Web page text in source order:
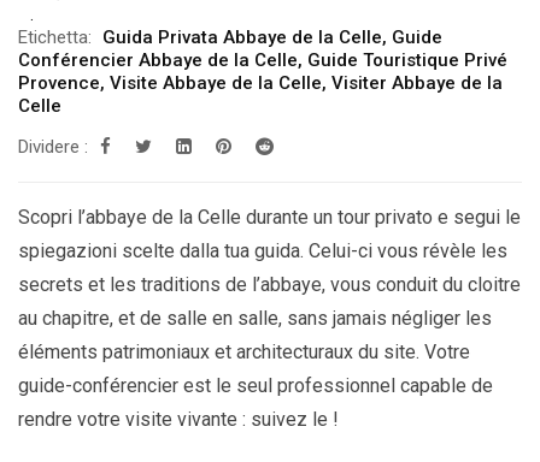
Etichetta: Guida Privata Abbaye de la Celle, Guide
Conférencier Abbaye de la Celle, Guide Touristique Privé
Provence, Visite Abbaye de la Celle, Visiter Abbaye de la
Celle
Dividere :
Scopri l’abbaye de la Celle durante un tour privato e segui le
spiegazioni scelte dalla tua guida. Celui-ci vous révèle les
secrets et les traditions de l’abbaye, vous conduit du cloitre
au chapitre, et de salle en salle, sans jamais négliger les
éléments patrimoniaux et architecturaux du site. Votre
guide-conférencier est le seul professionnel capable de
rendre votre visite vivante : suivez le !